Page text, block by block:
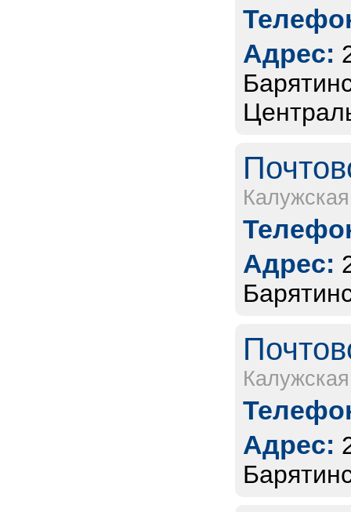
Адрес:
Адрес:
Адрес: